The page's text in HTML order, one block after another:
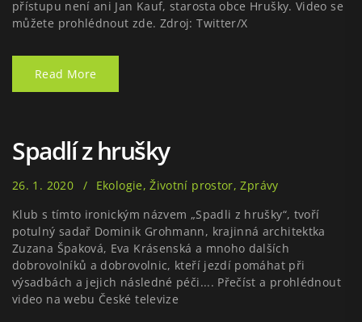
přístupu není ani Jan Kauf, starosta obce Hrušky. Video se
můžete prohlédnout zde. Zdroj: Twitter/X
Read More
Spadlí z hrušky
26. 1. 2020 Ekologie,Životní prostor,Zprávy
Klub s tímto ironickým názvem „Spadli z hrušky“, tvoří
potulný sadař Dominik Grohmann, krajinná architektka
Zuzana Špaková, Eva Krásenská a mnoho dalších
dobrovolníků a dobrovolnic, kteří jezdí pomáhat při
výsadbách a jejich následné péči.... Přečíst a prohlédnout
video na webu České televize